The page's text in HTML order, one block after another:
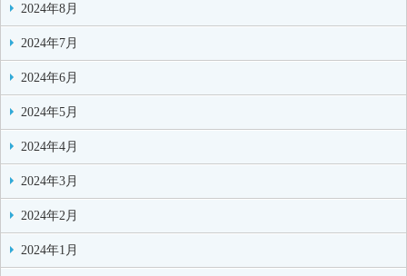
2024年8月
2024年7月
2024年6月
2024年5月
2024年4月
2024年3月
2024年2月
2024年1月